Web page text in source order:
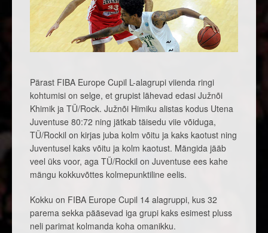
Pärast FIBA Europe Cupil L-alagrupi viienda ringi
kohtumisi on selge, et grupist lähevad edasi Južnõi
Khimik ja TÜ/Rock. Južnõi Himiku alistas kodus Utena
Juventuse 80:72 ning jätkab täisedu viie võiduga,
TÜ/Rockil on kirjas juba kolm võitu ja kaks kaotust ning
Juventusel kaks võitu ja kolm kaotust. Mängida jääb
veel üks voor, aga TÜ/Rockil on Juventuse ees kahe
mängu kokkuvõttes kolmepunktiline eelis.
Kokku on FIBA Europe Cupil 14 alagruppi, kus 32
parema sekka pääsevad iga grupi kaks esimest pluss
neli parimat kolmanda koha omanikku.